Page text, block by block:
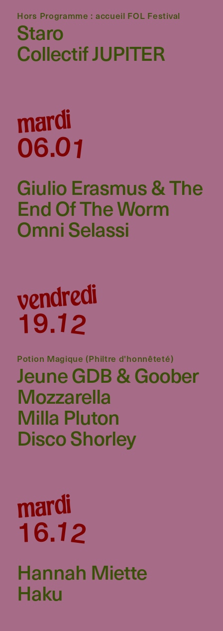
Hors Programme : accueil FOL Festival
Staro
Collectif JUPITER
mardi
01
.
06
Giulio Erasmus & The
End Of The Worm
Omni Selassi
vendredi
12
.
19
Potion Magique (Philtre d'honnêteté)
Jeune GDB & Goober
Mozzarella
Milla Pluton
Disco Shorley
mardi
12
.
16
Hannah Miette
Haku